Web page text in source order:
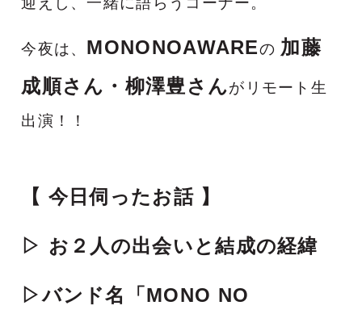
今夜は、 MONONOAWAREの 加藤
成順さん・柳澤豊さんがリモート生
出演！！
【 今日伺ったお話 】
▷ お２人の出会いと結成の経緯
▷バンド名「MONO NO